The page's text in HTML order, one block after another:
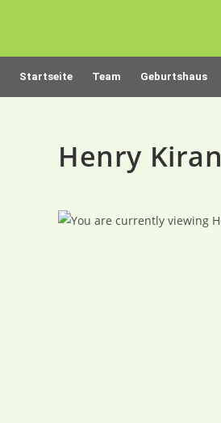
Startseite Team Geburtshaus
Henry Kiran